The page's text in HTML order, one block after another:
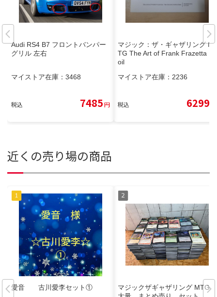
Audi RS4 B7 フロントバンパー
グリル 左右
マイストア在庫： 3468
税込 7485円
マジック：ザ・ギャザリング M
TG The Art of Frank Frazetta F
oil
マイストア在庫： 2236
税込 6299
近くの売り場の商品
愛音 古川愛李セット①
マジックザギャザリング MTG